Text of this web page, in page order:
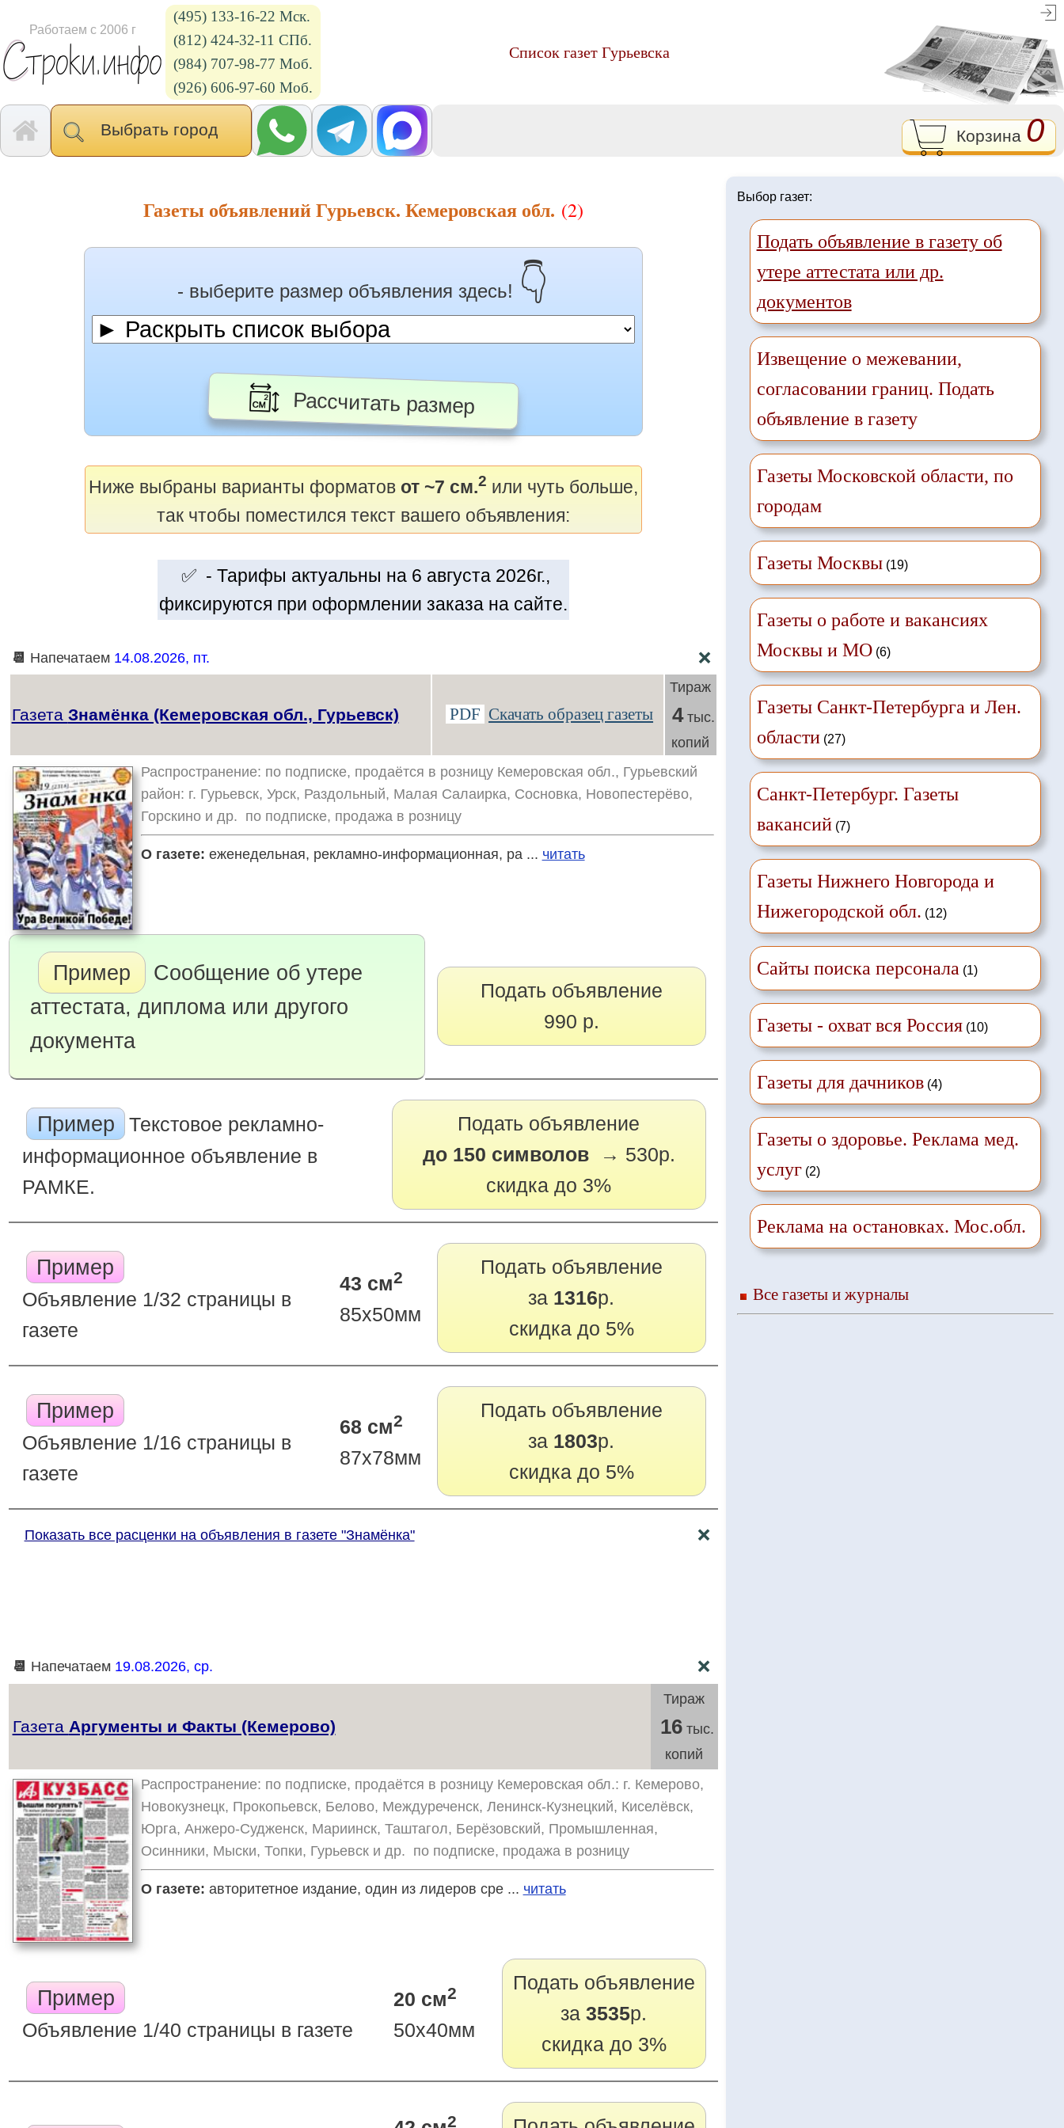
Работаем с 2006 г
(495) 133-16-22 Мск.
(812) 424-32-11 СПб.
(984) 707-98-77 Моб.
(926) 606-97-60 Моб.
Список газет Гурьевска
Выбрать город Корзина 0
Газеты объявлений Гурьевск. Кемеровская обл. (2)
- выберите размер объявления здесь! 👇
Рассчитать размер
Ниже выбраны варианты форматов от ~7 см.2 или чуть больше,
так чтобы поместился текст вашего объявления:
✅ - Тарифы актуальны на 6 августа 2026г.,
фиксируются при оформлении заказа на сайте.
📆 Напечатаем 14.08.2026, пт. ❌
Газета Знамёнка (Кемеровская обл., Гурьевск) PDF Скачать образец газеты
Тираж
4тыс.
копий
Распространение: по подписке, продаётся в розницу Кемеровская обл., Гурьевский
район: г. Гурьевск, Урск, Раздольный, Малая Салаирка, Сосновка, Новопестерёво,
Горскино и др. по подписке, продажа в розницу
О газете: еженедельная, рекламно-информационная, ра ... читать
Пример
Сообщение об утере
аттестата, диплома или другого
документа
Подать объявление
990 р.
Пример
Текстовое рекламно-
информационное объявление в
РАМКЕ.
Подать объявление
до 150 символов → 530р.
скидка до 3%
Пример
Объявление 1/32 страницы в
газете
43 см2
85х50мм
Подать объявление
за 1316р.
скидка до 5%
Пример
Объявление 1/16 страницы в
газете
68 см2
87х78мм
Подать объявление
за 1803р.
скидка до 5%
Показать все расценки на объявления в газете "Знамёнка" ❌
📆 Напечатаем 19.08.2026, ср. ❌
Газета Аргументы и Факты (Кемерово)
Тираж
16тыс.
копий
Распространение: по подписке, продаётся в розницу Кемеровская обл.: г. Кемерово,
Новокузнецк, Прокопьевск, Белово, Междуреченск, Ленинск-Кузнецкий, Киселёвск,
Юрга, Анжеро-Судженск, Мариинск, Таштагол, Берёзовский, Промышленная,
Осинники, Мыски, Топки, Гурьевск и др. по подписке, продажа в розницу
О газете: авторитетное издание, один из лидеров сре ... читать
Пример
Объявление 1/40 страницы в газете
20 см2
50х40мм
Подать объявление
за3535р.
скидка до 3%
2
Выбор газет:
Подать объявление в газету об
утере аттестата или др.
документов
Извещение о межевании,
согласовании границ. Подать
объявление в газету
Газеты Московской области, по
городам
Газеты Москвы(19)
Газеты о работе и вакансиях
Москвы и МО(6)
Газеты Санкт-Петербурга и Лен.
области(27)
Санкт-Петербург. Газеты
вакансий(7)
Газеты Нижнего Новгорода и
Нижегородской обл. (12)
Сайты поиска персонала(1)
Газеты - охват вся Россия(10)
Газеты для дачников(4)
Газеты о здоровье. Реклама мед.
услуг(2)
Реклама на остановках. Мос.обл.
Все газеты и журналы